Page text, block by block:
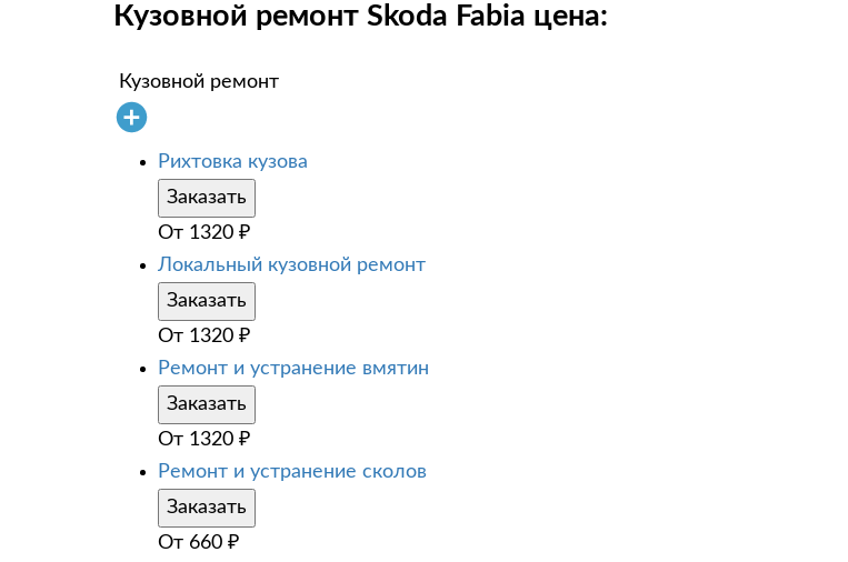
Кузовной ремонт Skoda Fabia цена:
Кузовной ремонт
Рихтовка кузова
Заказать
От 1320 ₽
Локальный кузовной ремонт
Заказать
От 1320 ₽
Ремонт и устранение вмятин
Заказать
От 1320 ₽
Ремонт и устранение сколов
Заказать
От 660 ₽